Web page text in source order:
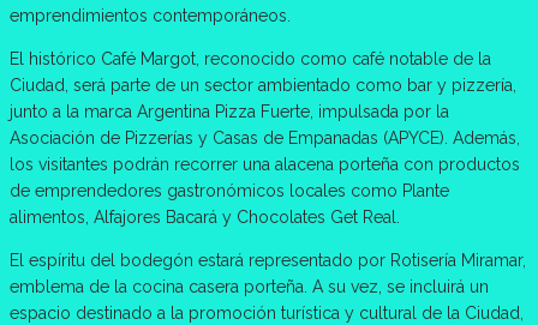
emprendimientos contemporáneos.
El histórico Café Margot, reconocido como café notable de la
Ciudad, será parte de un sector ambientado como bar y pizzería,
junto a la marca Argentina Pizza Fuerte, impulsada por la
Asociación de Pizzerías y Casas de Empanadas (APYCE). Además,
los visitantes podrán recorrer una alacena porteña con productos
de emprendedores gastronómicos locales como Plante
alimentos, Alfajores Bacará y Chocolates Get Real.
El espíritu del bodegón estará representado por Rotisería Miramar,
emblema de la cocina casera porteña. A su vez, se incluirá un
espacio destinado a la promoción turística y cultural de la Ciudad,